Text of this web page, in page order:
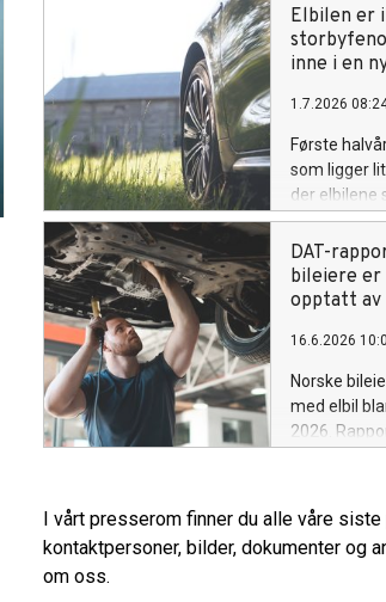
transportsystem i byen. Flere byer og
mål om å få til byliv, arbeidsreiser og
kan ikke denne planen løse alle
prioritereringer særlig synlige. For det
i Oslo er det som planen ikke sier noe om.
Elbilen er
inne i en
1.7.2026
Første
som ligger
der elbilene
deler av
helelektrisk,
million
Juni-tallene
blitt
storbyene.
DAT-
bileiere er
opptatt
16.6.2026
Norske
med elbil
2026.
viktigere for
I vårt presserom finner du alle våre
kontaktpersoner, bilder, dokumenter og
om oss.